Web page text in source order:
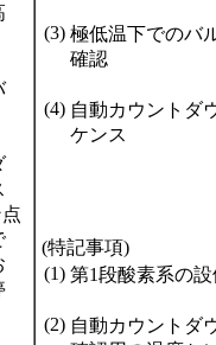
(3) 極低温下でのバ
確認
(4) 自動カウントダ
ケンス
(特記事項)
(1) 第1段酸素系の
(2) 自動カウントダ